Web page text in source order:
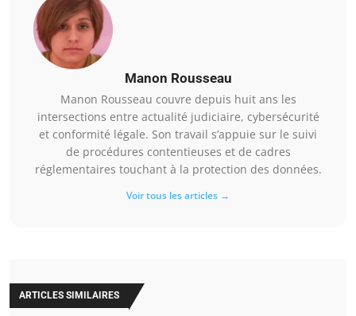
Manon Rousseau
Manon Rousseau couvre depuis huit ans les
intersections entre actualité judiciaire, cybersécurité
et conformité légale. Son travail s’appuie sur le suivi
de procédures contentieuses et de cadres
réglementaires touchant à la protection des données.
Voir tous les articles →
ARTICLES SIMILAIRES